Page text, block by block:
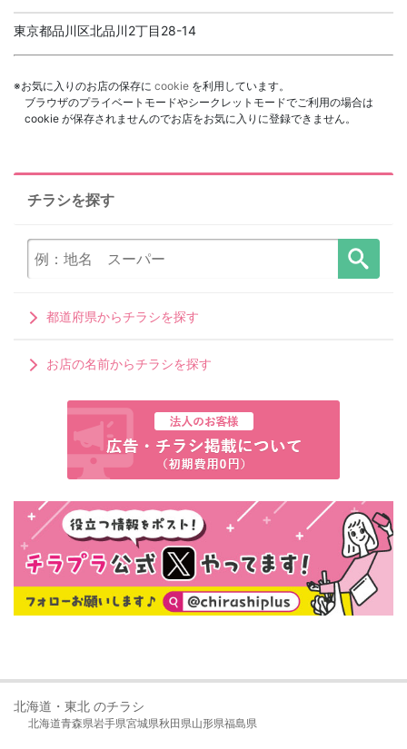
東京都品川区北品川2丁目28-14
※お気に入りのお店の保存に cookie を利用しています。
ブラウザのプライベートモードやシークレットモードでご利用の場合は
cookie が保存されませんのでお店をお気に入りに登録できません。
チラシを探す
都道府県からチラシを探す
お店の名前からチラシを探す
北海道・東北 のチラシ
北海道青森県岩手県宮城県秋田県山形県福島県